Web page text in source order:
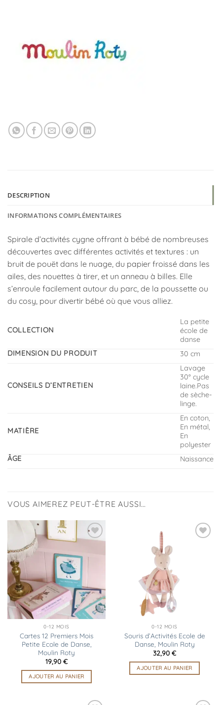
DESCRIPTION
INFORMATIONS COMPLÉMENTAIRES
Spirale d’activités cygne offrant à bébé de nombreuses
découvertes avec différentes activités et textures : un
bruit de pouët dans le nuage, du papier froissé dans les
ailes, des nouettes à tirer, et un anneau à billes. Elle
s’enroule facilement autour du parc, de la poussette ou
du cosy, pour divertir bébé où que vous alliez.
COLLECTION
La petite
école de
danse
DIMENSION DU PRODUIT
30 cm
CONSEILS D’ENTRETIEN
Lavage
30° cycle
laine.Pas
de sèche-
linge.
MATIÈRE
En coton,
En métal,
En
polyester
ÂGE
Naissance
VOUS AIMEREZ PEUT-ÊTRE AUSSI…
liste
0-12 MOIS
Cartes 12 Premiers Mois
Petite Ecole de Danse,
Moulin Roty
19,90 €
AJOUTER AU PANIER
0-12 MOIS
Souris d’Activités Ecole de
Danse, Moulin Roty
32,90 €
AJOUTER AU PANIER